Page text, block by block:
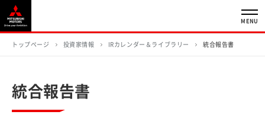
MENU
トップページ 投資家情報 IRカレンダー＆ライブラリー 統合報告書
統合報告書